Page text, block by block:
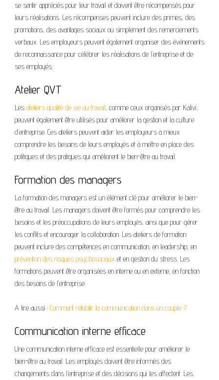
se sentir appréciés pour leur travail et doivent être récompensés pour
leurs réalisations. Les récompenses peuvent inclure des primes, des
promotions, des avantages sociaux ou simplement des remerciements
verbaux. Les employeurs peuvent également organiser des événements
de reconnaissance pour célébrer les réalisations de l’entreprise et de
ses employés.
Atelier QVT
Les ateliers qualité de vie au travail, comme ceux organisés par Kalivi,
peuvent également être utilisés pour améliorer la gestion et la culture
d’entreprise. Ces ateliers peuvent aider les employeurs à mieux
comprendre les besoins de leurs employés et à mettre en place des
politiques et des pratiques qui améliorent le bien-être au travail.
Formation des managers
La formation des managers est un élément clé pour améliorer le bien-
être au travail. Les managers doivent être formés pour comprendre les
besoins et les préoccupations de leurs employés, ainsi que pour gérer
les conflits et encourager la collaboration. Les ateliers de formation
peuvent inclure des compétences en communication, en leadership, en
prévention des risques psychosociaux et en gestion du stress. Les
formations peuvent être organisées en interne ou en externe, en fonction
des besoins de l’entreprise.
A lire aussi : Comment rétablir la communication dans un couple ?
Communication interne efficace
Une communication interne efficace est essentielle pour améliorer le
bien-être au travail. Les employés doivent être informés des
changements dans l’entreprise et des décisions qui les affectent. Les